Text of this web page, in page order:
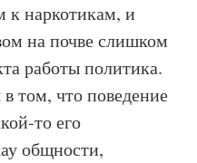
наркотикам, и
на почве слишком
работы политика.
том, что поведение
то его
общности,